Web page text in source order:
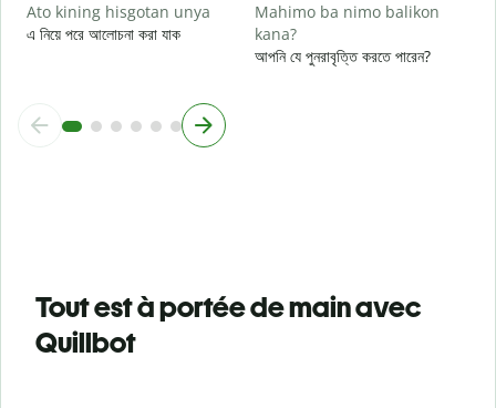
Ato kining hisgotan unya
এ নিয়ে পরে আলোচনা করা যাক
Mahimo ba nimo balikon
kana?
আপনি যে পুনরাবৃত্তি করতে পারেন?
Tout est à portée de main avec
Quillbot